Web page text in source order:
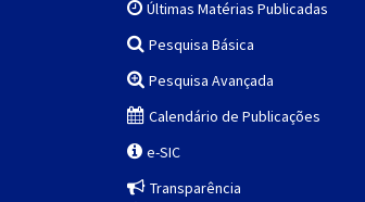
Últimas Matérias Publicadas
Pesquisa Básica
Pesquisa Avançada
Calendário de Publicações
e-SIC
Transparência